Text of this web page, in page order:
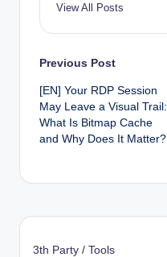
View All Posts
Post
navigation
Previous Post
[EN] Your RDP Session
May Leave a Visual Trail:
What Is Bitmap Cache
and Why Does It Matter?
3th Party / Tools